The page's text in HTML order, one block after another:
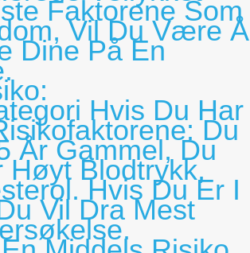
Faktorene Som
Vil Du Være Å
Dine På En
Hvis Du Har
Du
År Gammel, Du
Høyt Blodtrykk,
Hvis Du Er I
Vil Dra Mest